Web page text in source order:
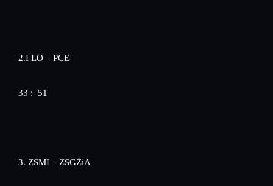
2.I LO – PCE
33 : 51
3. ZSMI – ZSGŻiA